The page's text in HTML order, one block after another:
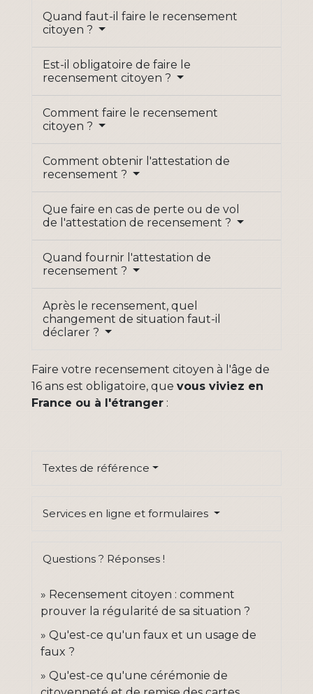
Quand faut-il faire le recensement
citoyen ?
Est-il obligatoire de faire le
recensement citoyen ?
Comment faire le recensement
citoyen ?
Comment obtenir l'attestation de
recensement ?
Que faire en cas de perte ou de vol
de l'attestation de recensement ?
Quand fournir l'attestation de
recensement ?
Après le recensement, quel
changement de situation faut-il
déclarer ?
Faire votre recensement citoyen à l'âge de
16 ans est obligatoire, que vous viviez en
France ou à l'étranger :
Textes de référence
Services en ligne et formulaires
Questions ? Réponses !
Recensement citoyen : comment
prouver la régularité de sa situation ?
Qu'est-ce qu'un faux et un usage de
faux ?
Qu'est-ce qu'une cérémonie de